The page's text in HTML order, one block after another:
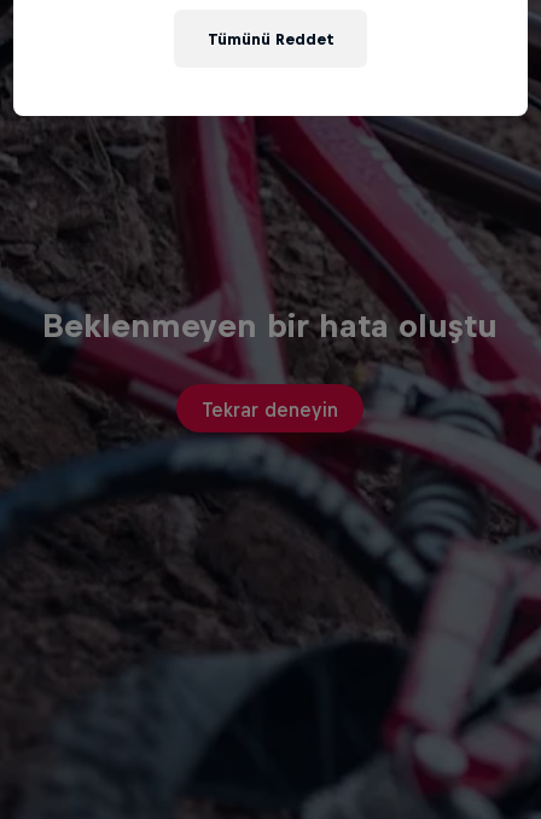
Beklenmeyen bir hata oluştu
Tekrar deneyin
Tümünü Reddet